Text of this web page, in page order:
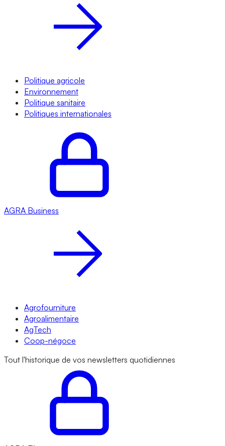
Politique agricole
Environnement
Politique sanitaire
Politiques internationales
AGRA Business
Agrofourniture
Agroalimentaire
AgTech
Coop-négoce
Tout l'historique de vos newsletters quotidiennes